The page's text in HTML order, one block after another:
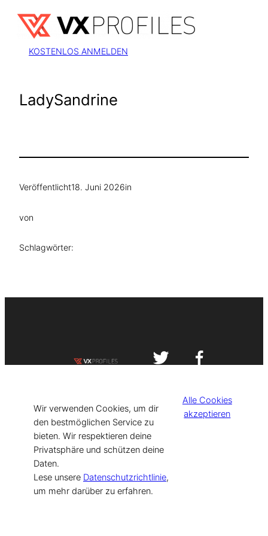
Inhalt
springen
KOSTENLOS ANMELDEN
LadySandrine
Veröffentlicht18. Juni 2026in
von
Schlagwörter:
[current_year] VISIT-X. Made with
for Models & Influencers!
Wir verwenden Cookies, um dir
den bestmöglichen Service zu
bieten. Wir respektieren deine
Privatsphäre und schützen deine
Daten.
Lese unsere Datenschutzrichtlinie,
um mehr darüber zu erfahren.
Alle Cookies
akzeptieren